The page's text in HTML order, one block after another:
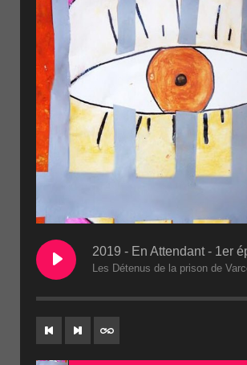
Les Détenus de la prison de